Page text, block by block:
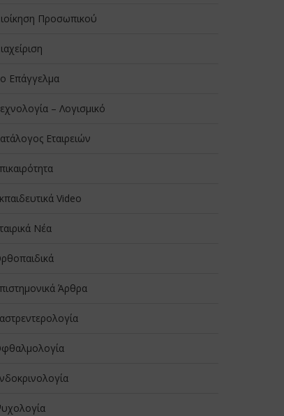
Προσωπικού
Επάγγελμα
– Λογισμικό
Εταιρειών
Video
Νέα
Άρθρα